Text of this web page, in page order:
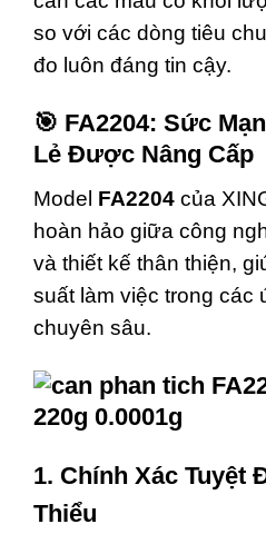
so với các dòng tiêu
đo luôn đáng tin cậy.
🎯 FA2204: Sức
Lẻ Được Nâng Cấp
Model FA2204 của
hoàn hảo giữa công
và thiết kế thân thiện,
suất làm việc trong các
chuyên sâu.
1. Chính Xác Tuyệt
Thiểu